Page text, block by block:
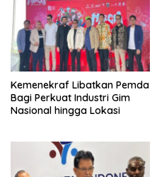
Kemenekraf Libatkan Pemda
Bagi Perkuat Industri Gim
Nasional hingga Lokasi